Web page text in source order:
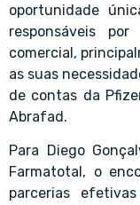
oportunidade
responsáveis
comercial,
as suas
de contas da
Abrafad.
Para Diego
Farmatotal, o
parcerias